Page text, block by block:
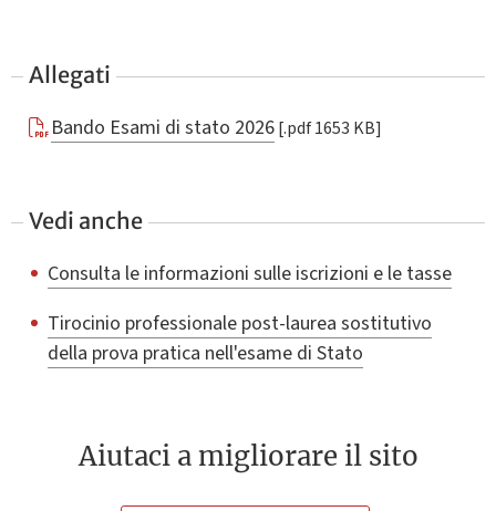
Allegati
Bando Esami di stato 2026 [.pdf 1653 KB]
Vedi anche
Consulta le informazioni sulle iscrizioni e le tasse
Tirocinio professionale post-laurea sostitutivo
della prova pratica nell'esame di Stato
Aiutaci a migliorare il sito